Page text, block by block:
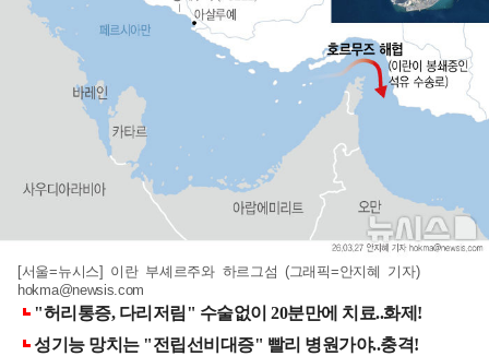
[서울=뉴시스] 이란 부셰르주와 하르그섬 (그래픽=안지혜 기자)
hokma@newsis.com